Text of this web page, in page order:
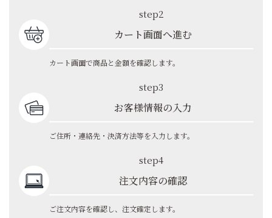
step2
カート画面へ進む
カート画面で商品と金額を確認します。
step3
お客様情報の入力
ご住所・連絡先・決済方法等を入力します。
step4
注文内容の確認
ご注文内容を確認し、注文確定します。